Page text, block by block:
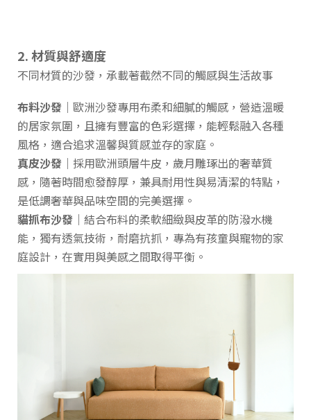
2. 材質與舒適度
不同材質的沙發，承載著截然不同的觸感與生活故事
布料沙發｜ 歐洲沙發專用布柔和細膩的觸感，營造溫暖
的居家氛圍，且擁有豐富的色彩選擇，能輕鬆融入各種
風格，適合追求溫馨與質感並存的家庭。
真皮沙發｜ 採用歐洲頭層牛皮，歲月雕琢出的奢華質
感，隨著時間愈發醇厚，兼具耐用性與易清潔的特點，
是低調奢華與品味空間的完美選擇。
貓抓布沙發｜ 結合布料的柔軟細緻與皮革的防潑水機
能，獨有透氣技術，耐磨抗抓，專為有孩童與寵物的家
庭設計，在實用與美感之間取得平衡。